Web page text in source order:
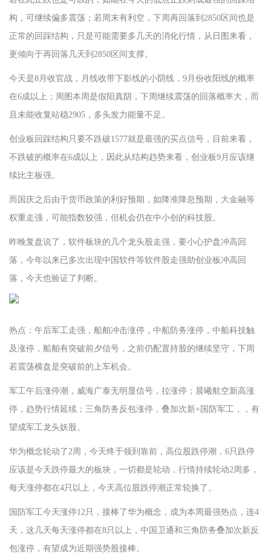
构，可继续偏多震荡；若周末有利空，下周再回落到2850区间也是
正常的回踩结构，只是可能需要多几天的消化行情，从日图来看，
更倾向于再回落几天到2850区间支撑。
今天是8月收官战，月线收带下影线的小阴线，9月份收阳线的概率
在6成以上；周图本周是假阳真阴，下周继续震荡的回落概率大，而
且未能收复站稳2905，多头发力能量不足。
创业板回踩结构只要不跌破1577就是最强的买点信号，目前来看，
不跌破的概率在6成以上，因此从结构趋势来看，创业板9月应该继
续比主板强。
而国庆之后由于货币政策的利好预期，如降准降息预期，大金融等
权重走强，可能指数较强，但机会仍在中小创的科技股。
昨晚复盘说了，软件板块的几个龙头股走强，要小心护盘冲高回
落，今年以来已多次出现中国软件等软件股走强助创业板冲高回
落，今天也验证了判断。
热点：午后军工走强，船舶冲击涨停，中船防务涨停，中船科技触
及涨停，船舶有突破前夕信号，之前仍配置持股的继续坚守，下周
若震荡横盘是突破前的上车机会。
军工午后涨停潮，威海广泰无明显信号，拉涨停；晨曦航空新高涨
停，趋势行情延续；三角防务反包涨停，叠加次新+国防军工，，有
望成军工龙头妖股。
华为概念轮动了2周，今天终于领到靠前，高位股跌停潮，6只跌停
应该是今天跌停最大的板块，一切都是轮动，行情持续轮动2周多，
每天涨停都在4只以上，今天高位股跌停潮正常轮换了。
国防军工今天涨停12只，接棒了华为概念，成为本周最强热点，连4
天，这几天每天涨停都在8只以上，中国卫通和三角防务叠加次新反
包涨停，有望成为近期强势股接棒。